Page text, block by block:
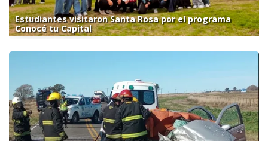
Estudiantes visitaron Santa Rosa por el programa
Conocé tu Capital